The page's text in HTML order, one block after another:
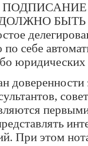
себе
При этом